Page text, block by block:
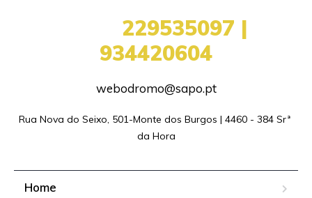
229535097 |
934420604
webodromo@sapo.pt
Rua Nova do Seixo, 501-Monte dos Burgos | 4460 - 384 Srª
da Hora
Home